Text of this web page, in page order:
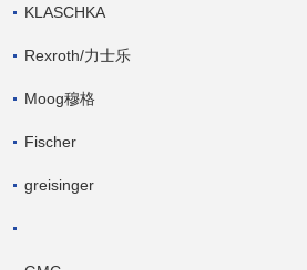
KLASCHKA
Rexroth/力士乐
Moog穆格
Fischer
greisinger